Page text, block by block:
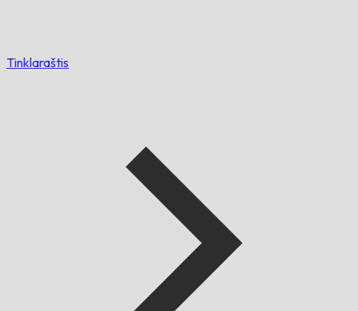
Tinklaraštis